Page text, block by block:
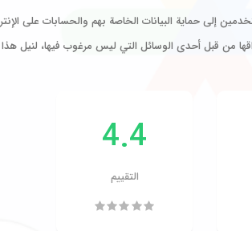
إلى حماية البيانات الخاصة بهم والحسابات على
من قبل أحدى الوسائل التي ليس مرغوب فيها، لنيل
4.4
التقييم